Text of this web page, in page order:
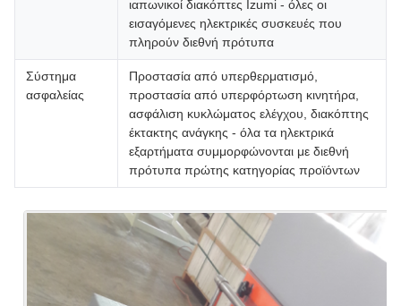
ιαπωνικοί διακόπτες Izumi - όλες οι
εισαγόμενες ηλεκτρικές συσκευές που
πληρούν διεθνή πρότυπα
Σύστημα
ασφαλείας
Προστασία από υπερθερματισμό,
προστασία από υπερφόρτωση κινητήρα,
ασφάλιση κυκλώματος ελέγχου, διακόπτης
έκτακτης ανάγκης - όλα τα ηλεκτρικά
εξαρτήματα συμμορφώνονται με διεθνή
πρότυπα πρώτης κατηγορίας προϊόντων